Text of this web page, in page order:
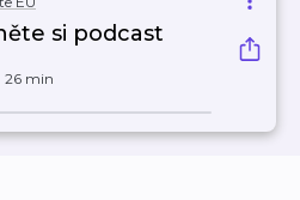
si podcast
26 min